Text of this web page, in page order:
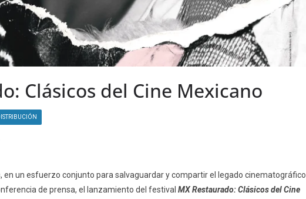
Clásicos del Cine Mexicano
, en un esfuerzo conjunto para salvaguardar y compartir el legado cinematográfico
de prensa, el lanzamiento del festival MX Restaurado: Clásicos del Cine